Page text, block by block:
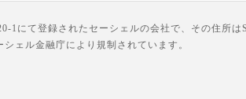
にて登録されたセーシェルの会社で、その住所
ェル金融庁により規制されています。